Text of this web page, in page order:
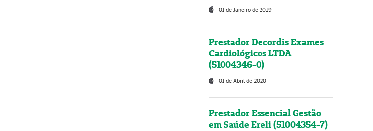
01 de Janeiro de 2019
Prestador Decordis Exames
Cardiológicos LTDA
(51004346-0)
01 de Abril de 2020
Prestador Essencial Gestão
em Saúde Ereli (51004354-7)